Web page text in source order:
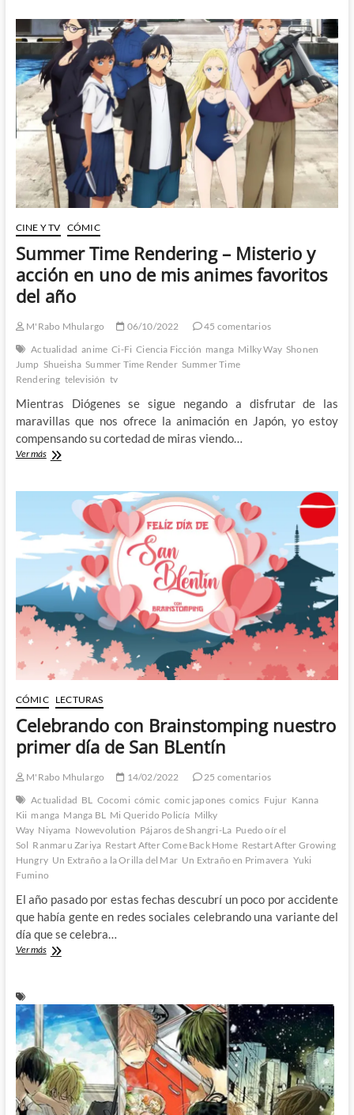
BLs
en
España?
(obviamente
no)
CINE Y TV CÓMIC
Summer Time Rendering – Misterio y
acción en uno de mis animes favoritos
del año
M'Rabo Mhulargo 06/10/2022
45 comentarios
Actualidad anime Ci-Fi Ciencia Ficción manga Milky Way Shonen
Jump Shueisha Summer Time Render Summer Time
Rendering televisión tv
Mientras Diógenes se sigue negando a disfrutar de las
maravillas que nos ofrece la animación en Japón, yo estoy
compensando su cortedad de miras viendo…
Ver másSummer
Misterio
acción
en
de
animes
favoritos
del
año
CÓMIC LECTURAS
Celebrando con Brainstomping nuestro
primer día de San BLentín
M'Rabo Mhulargo 14/02/2022
25 comentarios
Actualidad BL Cocomi cómic comic japones comics Fujur Kanna
Kii manga Manga BL Mi Querido Policía Milky
Way Niyama Nowevolution Pájaros de Shangri-La Puedo oír el
Sol Ranmaru Zariya Restart After Come Back Home Restart After Growing
Hungry Un Extraño a la Orilla del Mar Un Extraño en Primavera Yuki
Fumino
El año pasado por estas fechas descubrí un poco por accidente
que había gente en redes sociales celebrando una variante del
día que se celebra…
Ver másCelebrando
primer
día
de
San
BLentín